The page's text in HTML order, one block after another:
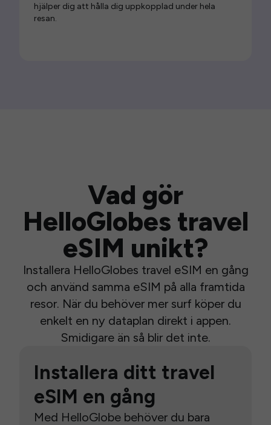
hjälper dig att hålla dig uppkopplad under hela
resan.
Vad gör
HelloGlobes travel
eSIM unikt?
Installera HelloGlobes travel eSIM en gång
och använd samma eSIM på alla framtida
resor. När du behöver mer surf köper du
enkelt en ny dataplan direkt i appen.
Smidigare än så blir det inte.
Installera ditt travel
eSIM en gång
Med HelloGlobe behöver du bara